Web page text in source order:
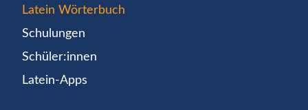
Latein Wörterbuch
Schulungen
Schüler:innen
Latein-Apps